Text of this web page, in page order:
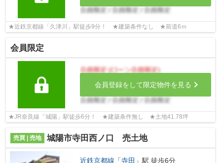
★近鉄京都線「久津川」駅徒歩9分！ ★建築条件なし ★前道6ｍ
会員限定
会員登録をして限定物件を見る
★JR奈良線「城陽」駅徒歩6分！ ★建築条件無し ★土地41.78坪
売買 | 売地 城陽市寺田西ノ口 売土地
近鉄京都線 「寺田 」駅 徒歩6分